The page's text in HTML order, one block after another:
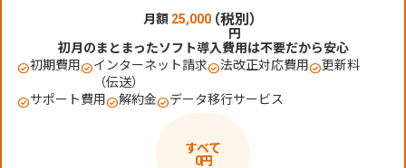
月額 25,000
円
（税別）
初月のまとまったソフト導入費用は不要だから安心
初期費用
インターネット請求
（伝送）
法改正対応費用 更新料
サポート費用 解約金 データ移行サービス
すべて
0円